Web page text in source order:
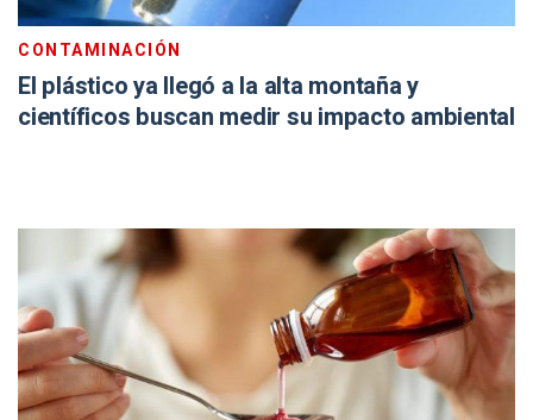
CONTAMINACIÓN
El plástico ya llegó a la alta montaña y
científicos buscan medir su impacto ambiental